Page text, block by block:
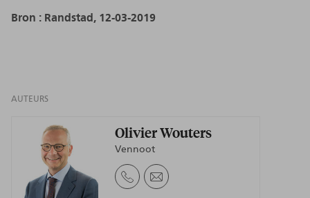
Bron : Randstad, 12-03-2019
AUTEURS
Olivier Wouters
Vennoot